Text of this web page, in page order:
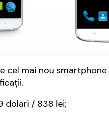
cel mai nou
dolari / 838 lei;